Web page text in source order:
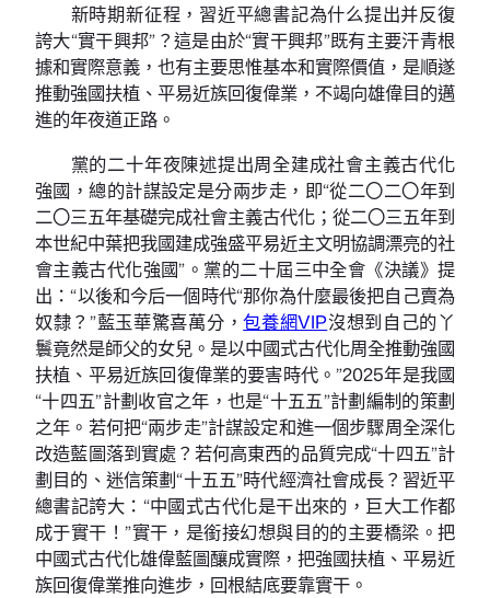
新時期新征程，習近平總書記為什么提出并反復
誇大“實干興邦”？這是由於“實干興邦”既有主要汗青根
據和實際意義，也有主要思惟基本和實際價值，是順遂
推動強國扶植、平易近族回復偉業，不竭向雄偉目的邁
進的年夜道正路。
黨的二十年夜陳述提出周全建成社會主義古代化
強國，總的計謀設定是分兩步走，即“從二〇二〇年到
二〇三五年基礎完成社會主義古代化；從二〇三五年到
本世紀中葉把我國建成強盛平易近主文明協調漂亮的社
會主義古代化強國”。黨的二十屆三中全會《決議》提
出：“以後和今后一個時代“那你為什麼最後把自己賣為
奴隸？”藍玉華驚喜萬分，包養網VIP沒想到自己的丫
鬟竟然是師父的女兒。是以中國式古代化周全推動強國
扶植、平易近族回復偉業的要害時代。”2025年是我國
“十四五”計劃收官之年，也是“十五五”計劃編制的策劃
之年。若何把“兩步走”計謀設定和進一個步驟周全深化
改造藍圖落到實處？若何高東西的品質完成“十四五”計
劃目的、迷信策劃“十五五”時代經濟社會成長？習近平
總書記誇大：“中國式古代化是干出來的，巨大工作都
成于實干！”實干，是銜接幻想與目的的主要橋梁。把
中國式古代化雄偉藍圖釀成實際，把強國扶植、平易近
族回復偉業推向進步，回根結底要靠實干。